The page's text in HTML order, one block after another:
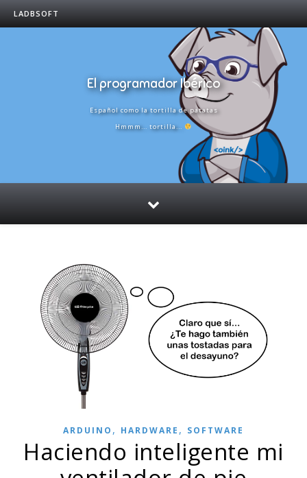
LADBSOFT
El programador Ibérico
Español como la tortilla de patatas
Hmmm... tortilla...
ARDUINO , HARDWARE , SOFTWARE
Haciendo inteligente mi